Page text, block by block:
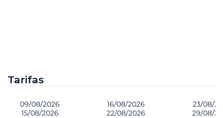
Tarifas
09/08/2026
15/08/2026
16/08/2026
22/08/2026
23/08/
29/08/